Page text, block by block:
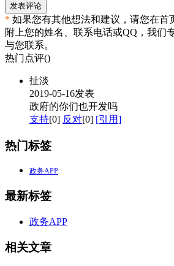
发表评论
* 如果您有其他想法和建议，请您在首
附上您的姓名、联系电话或QQ，我们
与您联系。
热门点评()
扯淡
2019-05-16发表
政府的你们也开发吗
支持[0] 反对[0] [引用]
热门标签
政务APP
最新标签
政务APP
相关文章